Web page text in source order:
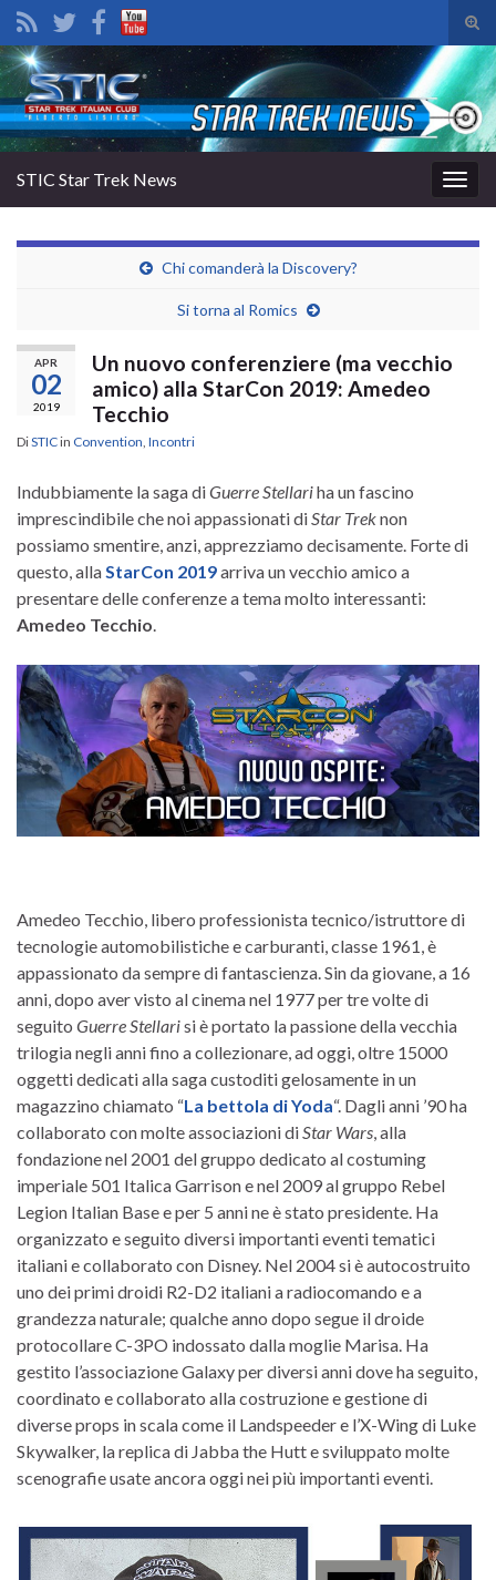
il
di
Search for:
la
STIC Star Trek News
Chi comanderà la Discovery?
Si torna al Romics
APR
02
2019
Un nuovo conferenziere (ma vecchio
amico) alla StarCon 2019: Amedeo
Tecchio
DiSTICin Convention Incontri
Indubbiamente la saga diGuerre Stellariha un fascino
imprescindibile che noi appassionati di Star Treknon
possiamo smentire, anzi, apprezziamo decisamente. Forte di
questo, alla StarCon 2019arriva un vecchio amico a
presentare delle conferenze a tema molto interessanti:
Amedeo Tecchio
Amedeo Tecchio, libero professionista tecnico/istruttore di
tecnologie automobilistiche e carburanti, classe 1961, è
appassionato da sempre di fantascienza. Sin da giovane, a 16
anni, dopo aver visto al cinema nel 1977 per tre volte di
seguito Guerre Stellarisi è portato la passione della vecchia
trilogia negli anni fino a collezionare, ad oggi, oltre 15000
oggetti dedicati alla saga custoditi gelosamente in un
magazzino chiamato “La bettola di Yoda“. Dagli anni ’90 ha
collaborato con molte associazioni diStar Wars, alla
fondazione nel 2001 del gruppo dedicato al costuming
imperiale 501 Italica Garrison e nel 2009 al gruppo Rebel
Legion Italian Base e per 5 anni ne è stato presidente. Ha
organizzato e seguito diversi importanti eventi tematici
italiani e collaborato con Disney. Nel 2004 si è autocostruito
uno dei primi droidi R2-D2 italiani a radiocomando e a
grandezza naturale; qualche anno dopo segue il droide
protocollare C-3PO indossato dalla moglie Marisa. Ha
gestito l’associazione Galaxy per diversi anni dove ha seguito,
coordinato e collaborato alla costruzione e gestione di
diverse props in scala come il Landspeeder e l’X-Wing di Luke
Skywalker, la replica di Jabba the Hutt e sviluppato molte
scenografie usate ancora oggi nei più importanti eventi.